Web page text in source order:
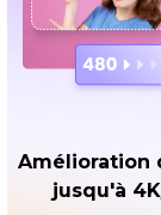
Amélioration
jusqu'à